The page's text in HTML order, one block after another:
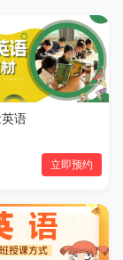
语
立即预约